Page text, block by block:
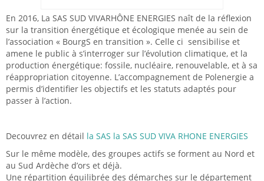
En 2016, La SAS SUD VIVARHÔNE ENERGIES naît de la réflexion
sur la transition énergétique et écologique menée au sein de
l’association « BourgS en transition ». Celle ci sensibilise et
amene le public à s’interroger sur l’évolution climatique, et la
production énergétique: fossile, nucléaire, renouvelable, et à sa
réappropriation citoyenne. L’accompagnement de Polenergie a
permis d’identifier les objectifs et les statuts adaptés pour
passer à l’action.
Decouvrez en détail la SAS la SAS SUD VIVA RHONE ENERGIES
Sur le même modèle, des groupes actifs se forment au Nord et
au Sud Ardèche d’ors et déjà.
Une répartition équilibrée des démarches sur le département